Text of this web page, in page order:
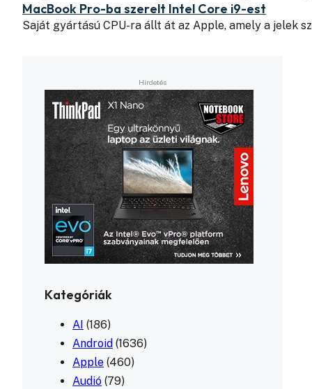
MacBook Pro-ba szerelt Intel Core i9-est
Saját gyártású CPU-ra állt át az Apple, amely a jelek
Kategóriák
AI (186)
Android (1636)
Apple (460)
Audió (79)